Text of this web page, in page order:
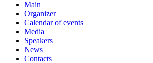
Main
Organizer
Calendar of events
Media
Speakers
News
Contacts